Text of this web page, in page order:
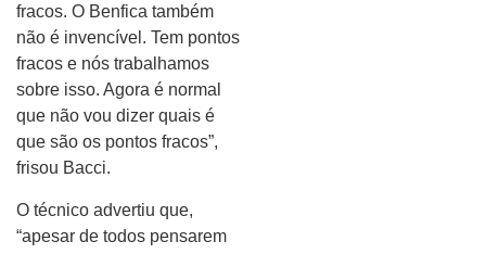
fracos. O Benfica também
não é invencível. Tem pontos
fracos e nós trabalhamos
sobre isso. Agora é normal
que não vou dizer quais é
que são os pontos fracos”,
frisou Bacci.
O técnico advertiu que,
“apesar de todos pensarem